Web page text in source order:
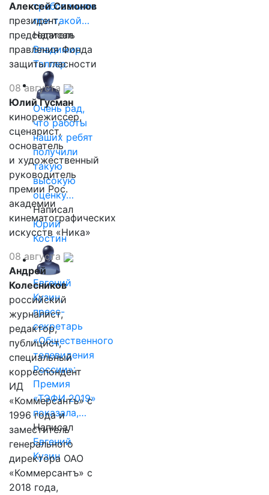
требованиям
при такой…
Написал
Владимир
Таллер
Очень рад,
что работы
наших ребят
получили
такую
высокую
оценку…
Написал
Юрий
Костин
Евгений
Кузин,
пресс-
секретарь
«Общественного
телевидения
России»:
Премия
«ТЭФИ 2019»
показала,…
Написал
Евгений
Кузин
Алексей Симонов
президент,
председатель
правления Фонда
защиты гласности
08 августа
Юлий Гусман
кинорежиссер,
сценарист,
основатель
и художественный
руководитель
премии Рос.
академии
кинематографических
искусств «Ника»
08 августа
Андрей
Колесников
российский
журналист,
редактор,
публицист,
специальный
корреспондент
ИД
«Коммерсантъ» с
1996 года и
заместитель
генерального
директора ОАО
«Коммерсантъ» с
2018 года,